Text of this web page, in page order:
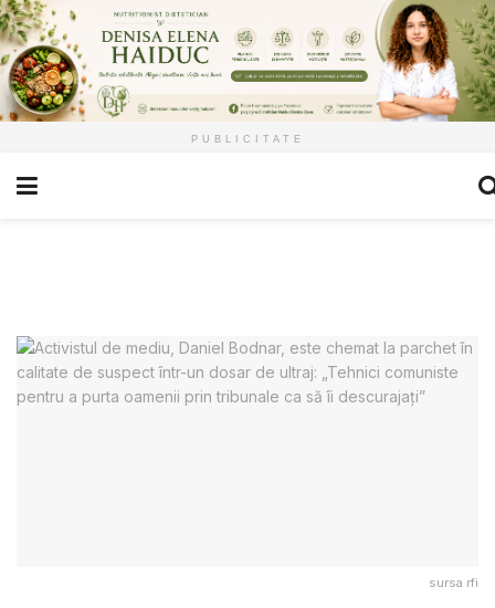
PUBLICITATE
sursa rfi